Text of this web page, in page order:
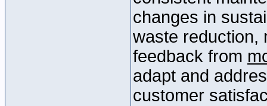
changes in
waste reduction,
feedback from
adapt and
customer